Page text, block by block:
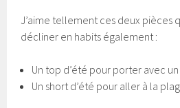
J’aime tellement ces deux pièces
décliner en habits également :
Un top d’été pour porter avec
Un short d’été pour aller à la